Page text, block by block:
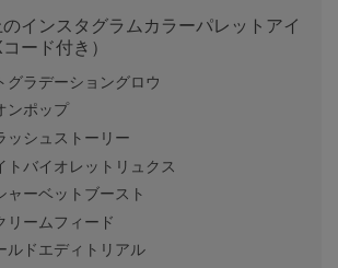
インスタグラムカラーパレットアイ
ード付き）
グラデーショングロウ
ンポップ
ッシュストーリー
トバイオレットリュクス
ャーベットブースト
リームフィード
ルドエディトリアル